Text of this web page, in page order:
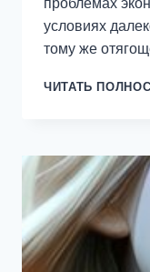
проблемах
условиях
тому же
ЧИТАТЬ